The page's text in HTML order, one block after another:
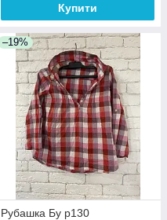
Купити
–19%
Рубашка Бу р130